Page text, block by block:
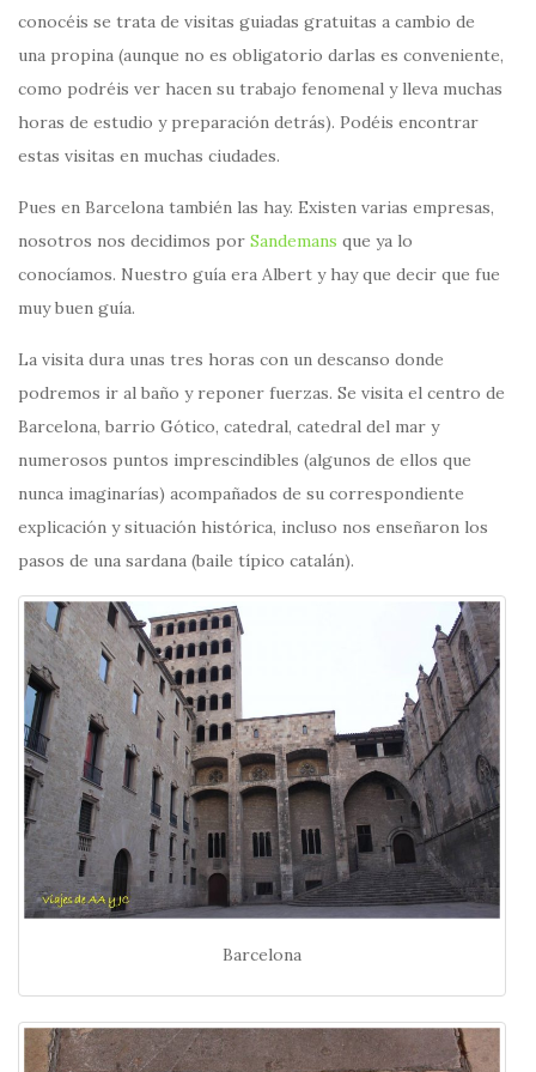
conocéis se trata de visitas guiadas gratuitas a cambio de
una propina (aunque no es obligatorio darlas es conveniente,
como podréis ver hacen su trabajo fenomenal y lleva muchas
horas de estudio y preparación detrás). Podéis encontrar
estas visitas en muchas ciudades.
Pues en Barcelona también las hay. Existen varias empresas,
nosotros nos decidimos por Sandemans que ya lo
conocíamos. Nuestro guía era Albert y hay que decir que fue
muy buen guía.
La visita dura unas tres horas con un descanso donde
podremos ir al baño y reponer fuerzas. Se visita el centro de
Barcelona, barrio Gótico, catedral, catedral del mar y
numerosos puntos imprescindibles (algunos de ellos que
nunca imaginarías) acompañados de su correspondiente
explicación y situación histórica, incluso nos enseñaron los
pasos de una sardana (baile típico catalán).
Barcelona